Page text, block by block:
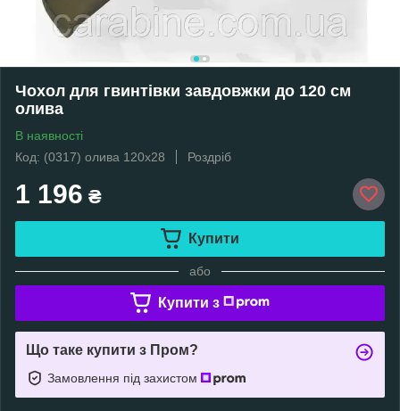
Чохол для гвинтівки завдовжки до 120 см
олива
В наявності
Код: (0317) олива 120х28
Роздріб
1 196 ₴
Купити
або
Купити з
Що таке купити з Пром?
Замовлення під захистом